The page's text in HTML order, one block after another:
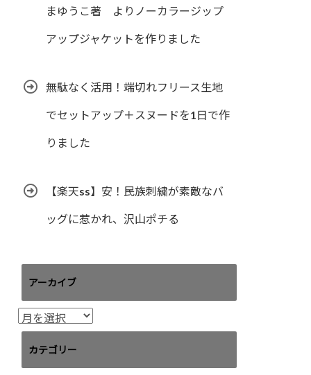
まゆうこ著 よりノーカラージップ
アップジャケットを作りました
無駄なく活用！端切れフリース生地
でセットアップ＋スヌードを1日で作
りました
【楽天ss】安！民族刺繍が素敵なバ
ッグに惹かれ、沢山ポチる
アーカイブ
ア
ー
イ
カテゴリー